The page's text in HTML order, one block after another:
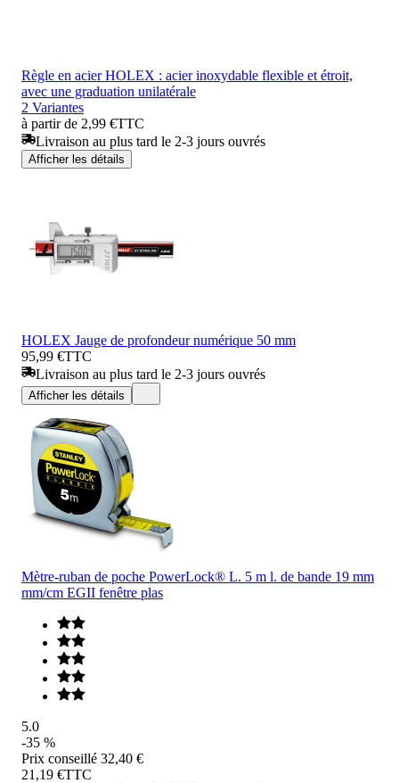
Règle en acier HOLEX : acier inoxydable flexible et étroit,
avec une graduation unilatérale
2 Variantes
à partir de 2,99 €TTC
Livraison au plus tard le 2-3 jours ouvrés
Afficher les détails
HOLEX Jauge de profondeur numérique 50 mm
95,99 €TTC
Livraison au plus tard le 2-3 jours ouvrés
Afficher les détails
Mètre-ruban de poche PowerLock® L. 5 m l. de bande 19 mm
mm/cm EGII fenêtre plas
5.0
-35 %
Prix conseillé 32,40 €
21,19 €TTC